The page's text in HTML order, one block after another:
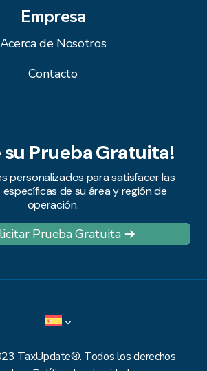
Empresa
Acerca de Nosotros
Contacto
su Prueba Gratuita!
personalizados para satisfacer las
de su área y región de
operación.
Prueba Gratuita
TaxUpdate®. Todos los derechos